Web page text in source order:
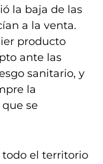
la baja de las
a la venta.
producto
ante las
sanitario, y
la
se
todo el territorio